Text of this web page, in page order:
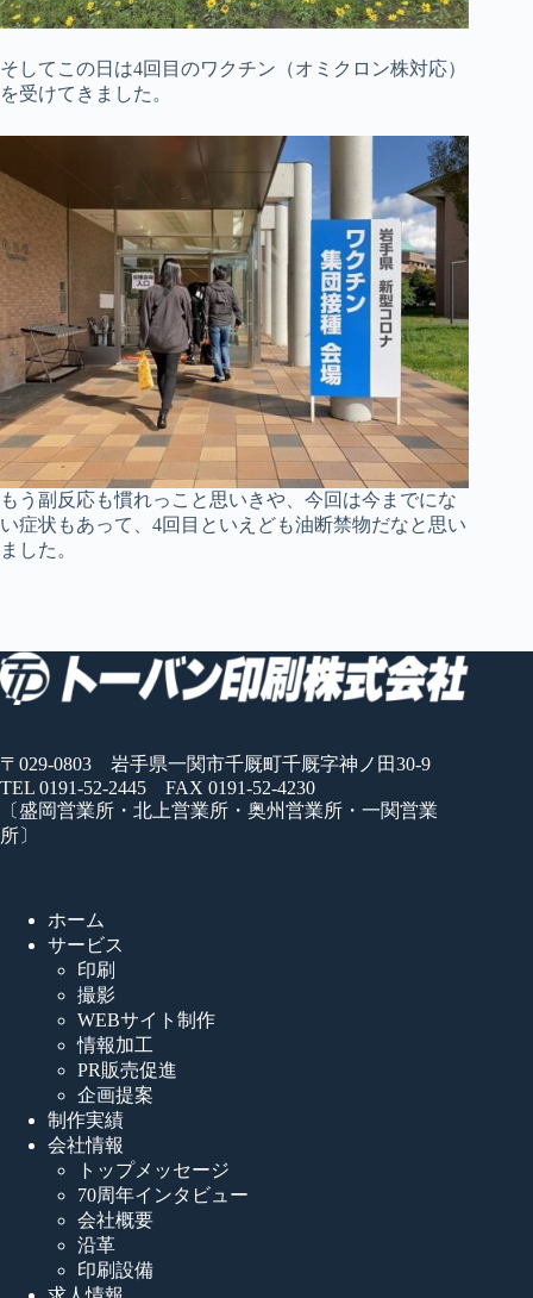
そしてこの日は4回目のワクチン（オミクロン株対応）
を受けてきました。
もう副反応も慣れっこと思いきや、今回は今までにな
い症状もあって、4回目といえども油断禁物だなと思い
ました。
〒029-0803 岩手県一関市千厩町千厩字神ノ田30-9
TEL 0191-52-2445 FAX 0191-52-4230
〔盛岡営業所・北上営業所・奥州営業所・一関営業
所〕
ホーム
サービス
印刷
撮影
WEBサイト制作
情報加工
PR販売促進
企画提案
制作実績
会社情報
トップメッセージ
70周年インタビュー
会社概要
沿革
印刷設備